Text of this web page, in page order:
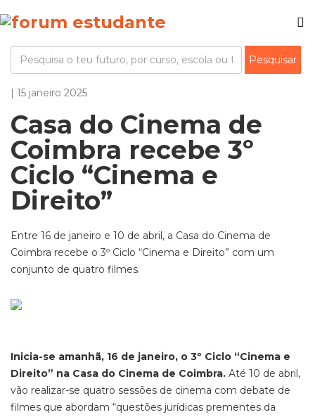
| 15 janeiro 2025
Casa do Cinema de
Coimbra recebe 3º
Ciclo “Cinema e
Direito”
Entre 16 de janeiro e 10 de abril, a Casa do Cinema de
Coimbra recebe o 3º Ciclo “Cinema e Direito” com um
conjunto de quatro filmes.
Inicia-se amanhã, 16 de janeiro, o 3º Ciclo “Cinema e
Direito” na Casa do Cinema de Coimbra. Até 10 de abril,
vão realizar-se quatro sessões de cinema com debate de
filmes que abordam “questões jurídicas prementes da